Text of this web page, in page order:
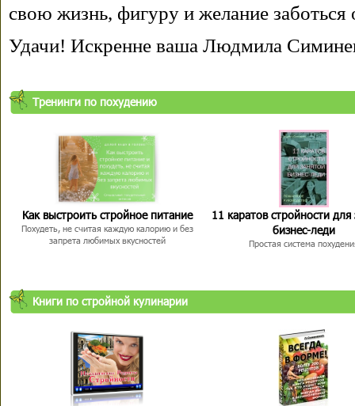
свою жизнь, фигуру и желание заботься
Удачи! Искренне ваша Людмила
Тренинги по похудению
Как выстроить стройное питание
Похудеть, не считая каждую калорию и без
запрета любимых вкусностей
11 каратов стройности для
бизнес-леди
Простая система
Книги по стройной кулинарии